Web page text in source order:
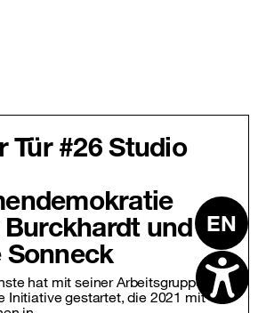
Tür #26 Studio
und
Sonneck
hat mit seiner Arbeitsgruppe
Initiative gestartet, die 2021 mit
EN